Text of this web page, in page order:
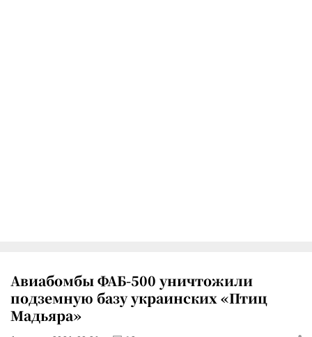
Авиабомбы ФАБ-500 уничтожили
подземную базу украинских «Птиц
Мадьяра»